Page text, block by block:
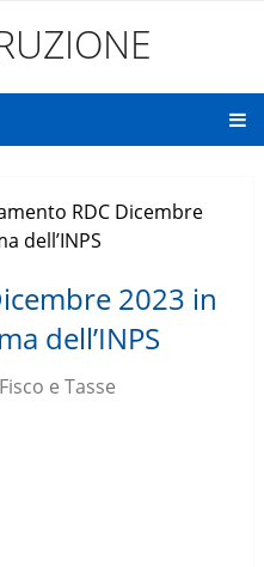
RDC Dicembre
dell’INPS
2023 in
dell’INPS
Fisco e Tasse